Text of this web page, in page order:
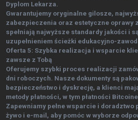
Dyplom Lekarza.
Gwarantujemy oryginalne gilosze,
zabezpieczenia oraz estetyczne oprawy
spełniają najwyższe standardy jakości i
uzupełnieniem ścieżki edukacyjno-
Oferta 5: Szybka realizacja i wsparcie
zawsze z Tobą
Oferujemy szybki proces realizacji
dni roboczych. Nasze dokumenty są
bezpieczeństwo i dyskrecję, a klienci
metody płatności, w tym płatności
Zapewniamy pełne wsparcie i doradztwo
żywo i e-mail, aby pomóc w wyborze